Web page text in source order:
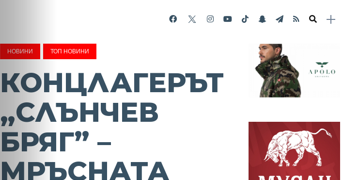
НОВИНИ ТОП НОВИНИ
КОНЦЛАГЕРЪТ
„СЛЪНЧЕВ
БРЯГ” –
МРЪСНАТА